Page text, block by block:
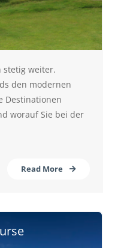
stetig weiter.
den modernen
Destinationen
worauf Sie bei der
Read More